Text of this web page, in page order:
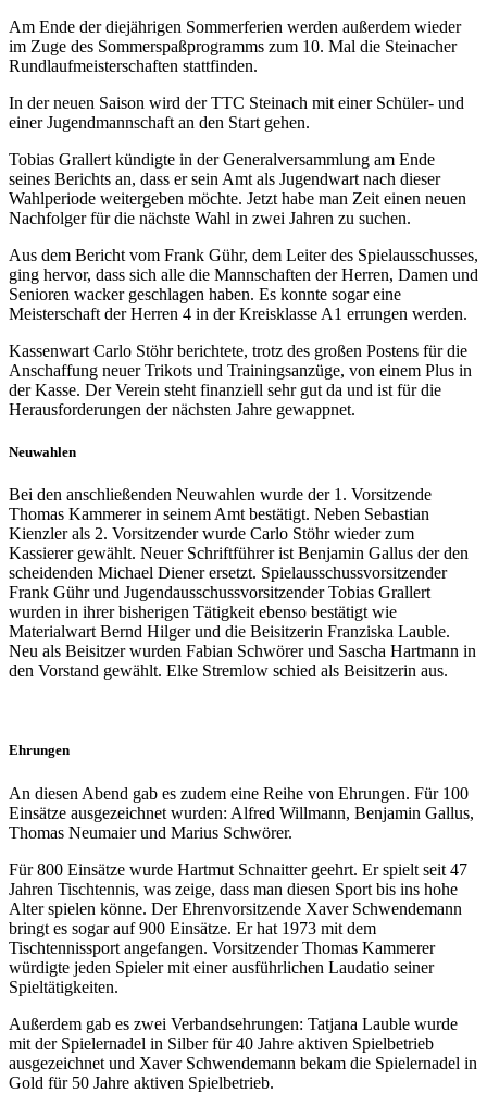
Am Ende der diejährigen Sommerferien werden außerdem wieder
im Zuge des Sommerspaßprogramms zum 10. Mal die Steinacher
Rundlaufmeisterschaften stattfinden.
In der neuen Saison wird der TTC Steinach mit einer Schüler- und
einer Jugendmannschaft an den Start gehen.
Tobias Grallert kündigte in der Generalversammlung am Ende
seines Berichts an, dass er sein Amt als Jugendwart nach dieser
Wahlperiode weitergeben möchte. Jetzt habe man Zeit einen neuen
Nachfolger für die nächste Wahl in zwei Jahren zu suchen.
Aus dem Bericht vom Frank Gühr, dem Leiter des Spielausschusses,
ging hervor, dass sich alle die Mannschaften der Herren, Damen und
Senioren wacker geschlagen haben. Es konnte sogar eine
Meisterschaft der Herren 4 in der Kreisklasse A1 errungen werden.
Kassenwart Carlo Stöhr berichtete, trotz des großen Postens für die
Anschaffung neuer Trikots und Trainingsanzüge, von einem Plus in
der Kasse. Der Verein steht finanziell sehr gut da und ist für die
Herausforderungen der nächsten Jahre gewappnet.
Neuwahlen
Bei den anschließenden Neuwahlen wurde der 1. Vorsitzende
Thomas Kammerer in seinem Amt bestätigt. Neben Sebastian
Kienzler als 2. Vorsitzender wurde Carlo Stöhr wieder zum
Kassierer gewählt. Neuer Schriftführer ist Benjamin Gallus der den
scheidenden Michael Diener ersetzt. Spielausschussvorsitzender
Frank Gühr und Jugendausschussvorsitzender Tobias Grallert
wurden in ihrer bisherigen Tätigkeit ebenso bestätigt wie
Materialwart Bernd Hilger und die Beisitzerin Franziska Lauble.
Neu als Beisitzer wurden Fabian Schwörer und Sascha Hartmann in
den Vorstand gewählt. Elke Stremlow schied als Beisitzerin aus.
Ehrungen
An diesen Abend gab es zudem eine Reihe von Ehrungen. Für 100
Einsätze ausgezeichnet wurden: Alfred Willmann, Benjamin Gallus,
Thomas Neumaier und Marius Schwörer.
Für 800 Einsätze wurde Hartmut Schnaitter geehrt. Er spielt seit 47
Jahren Tischtennis, was zeige, dass man diesen Sport bis ins hohe
Alter spielen könne. Der Ehrenvorsitzende Xaver Schwendemann
bringt es sogar auf 900 Einsätze. Er hat 1973 mit dem
Tischtennissport angefangen. Vorsitzender Thomas Kammerer
würdigte jeden Spieler mit einer ausführlichen Laudatio seiner
Spieltätigkeiten.
Außerdem gab es zwei Verbandsehrungen: Tatjana Lauble wurde
mit der Spielernadel in Silber für 40 Jahre aktiven Spielbetrieb
ausgezeichnet und Xaver Schwendemann bekam die Spielernadel in
Gold für 50 Jahre aktiven Spielbetrieb.